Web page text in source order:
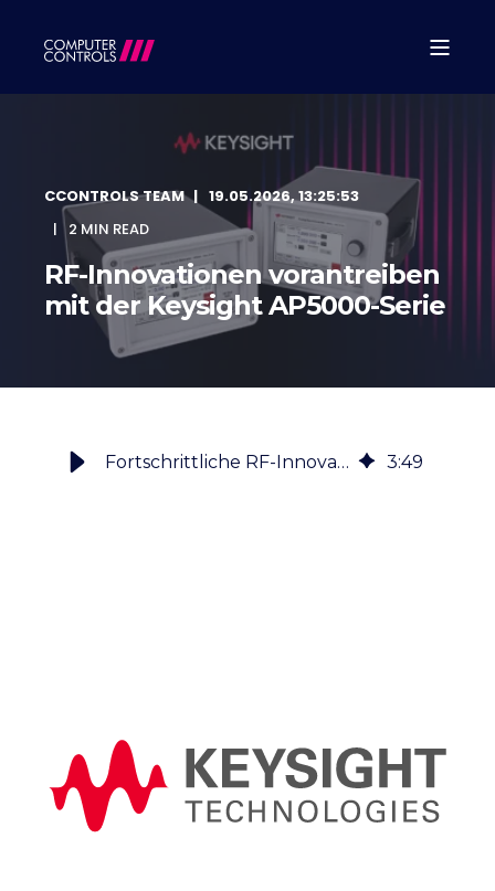
CCONTROLS TEAM
19.05.2026, 13:25:53
2 MIN READ
RF-Innovationen vorantreiben
mit der Keysight AP5000-Serie
Fortschrittliche RF-Innovationen mit der Keysight AP5000-Serie 3:49